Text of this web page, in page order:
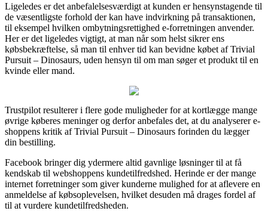
Ligeledes er det anbefalelsesværdigt at kunden er hensynstagende til
de væsentligste forhold der kan have indvirkning på transaktionen,
til eksempel hvilken ombytningsrettighed e-forretningen anvender.
Her er det ligeledes vigtigt, at man når som helst sikrer ens
købsbekræftelse, så man til enhver tid kan bevidne købet af Trivial
Pursuit – Dinosaurs, uden hensyn til om man søger et produkt til en
kvinde eller mand.
Trustpilot resulterer i flere gode muligheder for at kortlægge mange
øvrige køberes meninger og derfor anbefales det, at du analyserer e-
shoppens kritik af Trivial Pursuit – Dinosaurs forinden du lægger
din bestilling.
Facebook bringer dig ydermere altid gavnlige løsninger til at få
kendskab til webshoppens kundetilfredshed. Herinde er der mange
internet forretninger som giver kunderne mulighed for at aflevere en
anmeldelse af købsoplevelsen, hvilket desuden må drages fordel af
til at vurdere kundetilfredsheden.